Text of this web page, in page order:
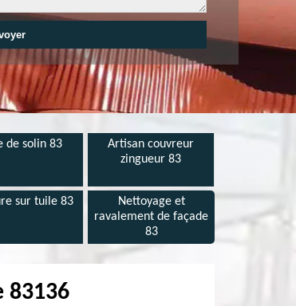
de solin 83
Artisan couvreur
zingueur 83
sur tuile 83
Nettoyage et
ravalement de façade
83
83136